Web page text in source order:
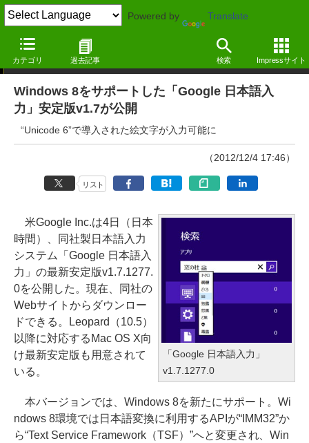
Powered by Translate
カテゴリ 過去記事 検索 Impressサイト
ニュース
Windows 8をサポートした「Google 日本語入
力」安定版v1.7が公開
“Unicode 6”で導入された絵文字が入力可能に
（2012/12/4 17:46）
リスト
「Google 日本語入力」
v1.7.1277.0
米Google Inc.は4日（日本
時間）、同社製日本語入力
システム「Google 日本語入
力」の最新安定版v1.7.1277.
0を公開した。現在、同社の
Webサイトからダウンロー
ドできる。Leopard（10.5）
以降に対応するMac OS X向
け最新安定版も用意されて
いる。
本バージョンでは、Windows 8を新たにサポート。Wi
ndows 8環境では日本語変換に利用するAPIが“IMM32”か
ら“Text Service Framework（TSF）”へと変更され、Win